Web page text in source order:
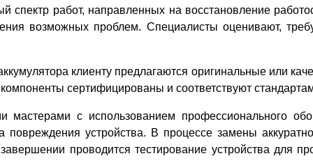
работ, направленных на восстановление
возможных проблем. Специалисты оценивают,
клиенту предлагаются оригинальные или
сертифицированы и соответствуют
мастерами с использованием профессионального
устройства. В процессе замены
проводится тестирование устройства для